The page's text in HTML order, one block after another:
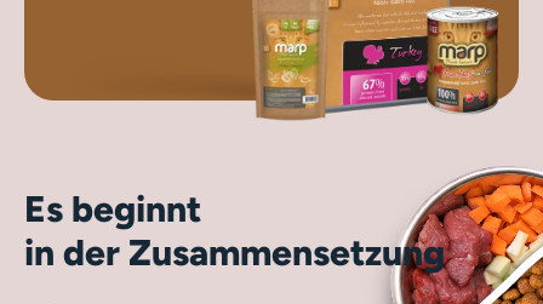
Es beginnt
in der Zusammensetzung